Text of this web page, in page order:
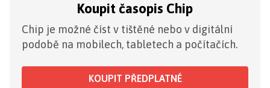
Koupit časopis Chip
Chip je možné číst v tištěné nebo v digitální
podobě na mobilech, tabletech a počítačích.
KOUPIT PŘEDPLATNÉ